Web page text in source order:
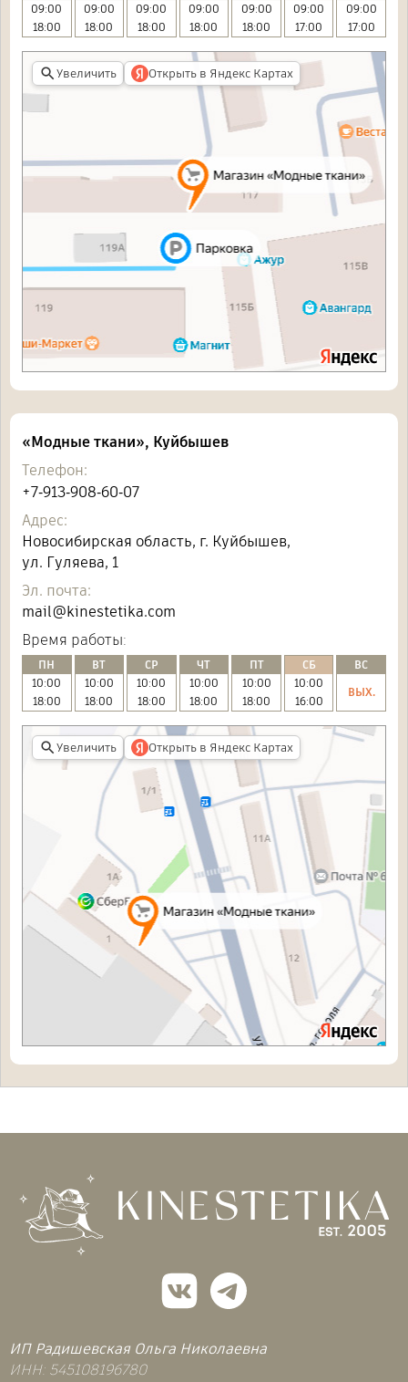
09:00
18:00
09:00
18:00
09:00
18:00
09:00
18:00
09:00
18:00
09:00
17:00
09:00
17:00
Увеличить Открыть в Яндекс Картах
«Модные ткани», Куйбышев
Телефон:
+7‑913‑908‑60‑07
Адрес:
Новосибирская область, г. Куйбышев,
ул. Гуляева, 1
Эл. почта:
mail@kinestetika.com
Время работы:
ПН
10:00
18:00
ВТ
10:00
18:00
СР
10:00
18:00
ЧТ
10:00
18:00
ПТ
10:00
18:00
СБ
10:00
16:00
ВС
ВЫХ.
Увеличить Открыть в Яндекс Картах
ИП Радишевская Ольга Николаевна
ИНН: 545108196780